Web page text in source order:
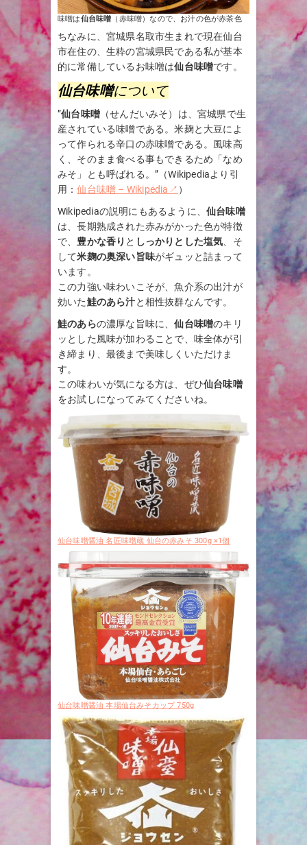
味噌は仙台味噌 （赤味噌）なので、お汁の色が赤茶色
ちなみに、宮城県名取市生まれで現在仙台
市在住の、生粋の宮城県民である私が基本
的に常備しているお味噌は仙台味噌です。
仙台味噌について
”仙台味噌 （せんだいみそ）は、宮城県で生
産されている味噌である。米麹と大豆によ
って作られる辛口の赤味噌である。風味高
く、そのまま食べる事もできるため「なめ
みそ」とも呼ばれる。”（Wikipediaより引
用：仙台味噌 – Wikipedia↗ ）
Wikipediaの説明にもあるように、 仙台味噌
は、長期熟成された赤みがかった色が特徴
で、豊かな香り と しっかりとした塩気、そ
して米麹の奥深い旨味がギュッと詰まって
います。
この力強い味わいこそが、魚介系の出汁が
効いた鮭のあら汁と相性抜群なんです。
鮭のあらの濃厚な旨味に、仙台味噌のキリ
ッとした風味が加わることで、味全体が引
き締まり、最後まで美味しくいただけま
す。
この味わいが気になる方は、ぜひ仙台味噌
をお試しになってみてくださいね。
仙台味噌醤油 名匠味噌蔵 仙台の赤みそ 300g ×1個
仙台味噌醤油 本場仙台みそカップ 750g